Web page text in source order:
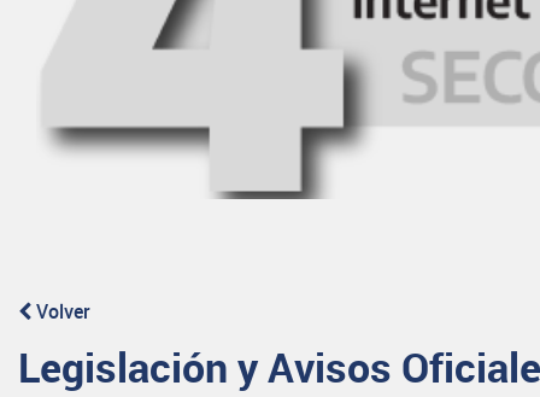
Volver
Legislación y Avisos